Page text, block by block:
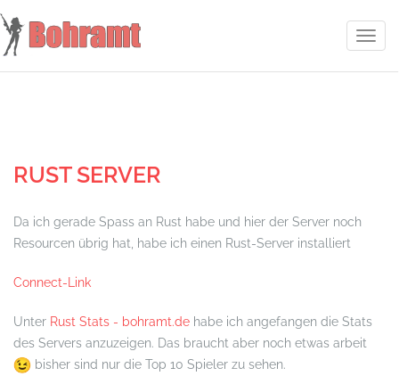
RUST SERVER
Da ich gerade Spass an Rust habe und hier der Server noch
Resourcen übrig hat, habe ich einen Rust-Server installiert
Connect-Link
Unter Rust Stats - bohramt.de habe ich angefangen die Stats
des Servers anzuzeigen. Das braucht aber noch etwas arbeit
bisher sind nur die Top 10 Spieler zu sehen.